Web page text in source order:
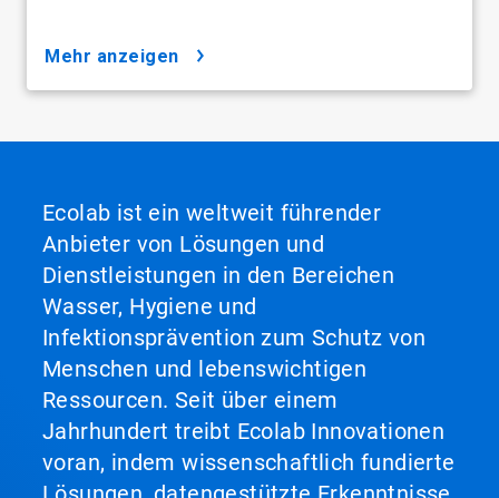
mehr anzeigen
Ecolab ist ein weltweit führender
Anbieter von Lösungen und
Dienstleistungen in den Bereichen
Wasser, Hygiene und
Infektionsprävention zum Schutz von
Menschen und lebenswichtigen
Ressourcen. Seit über einem
Jahrhundert treibt Ecolab Innovationen
voran, indem wissenschaftlich fundierte